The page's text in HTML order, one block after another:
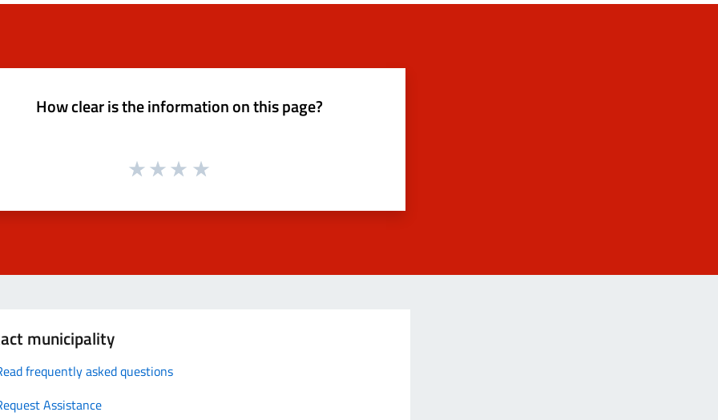
How clear is the information on this page?
municipality
frequently asked questions
Assistance